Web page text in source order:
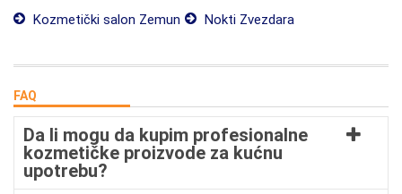
Kozmetički salon Zemun
Nokti Zvezdara
FAQ
Da li mogu da kupim profesionalne
kozmetičke proizvode za kućnu
upotrebu?